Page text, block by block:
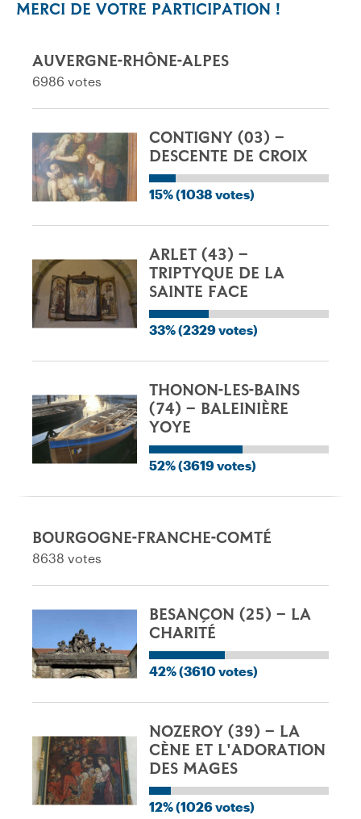
MERCI DE VOTRE PARTICIPATION !
AUVERGNE-RHÔNE-ALPES
6986 votes
CONTIGNY (03) –
DESCENTE DE CROIX
15% (1038 votes)
ARLET (43) –
TRIPTYQUE DE LA
SAINTE FACE
33% (2329 votes)
THONON-LES-BAINS
(74) – BALEINIÈRE
YOYE
52% (3619 votes)
BOURGOGNE-FRANCHE-COMTÉ
8638 votes
BESANÇON (25) – LA
CHARITÉ
42% (3610 votes)
NOZEROY (39) – LA
CÈNE ET L'ADORATION
DES MAGES
12% (1026 votes)